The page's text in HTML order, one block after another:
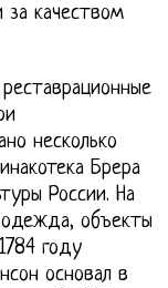
за качеством
несколько
Брера
России. На
одежда, объекты
году
основал в